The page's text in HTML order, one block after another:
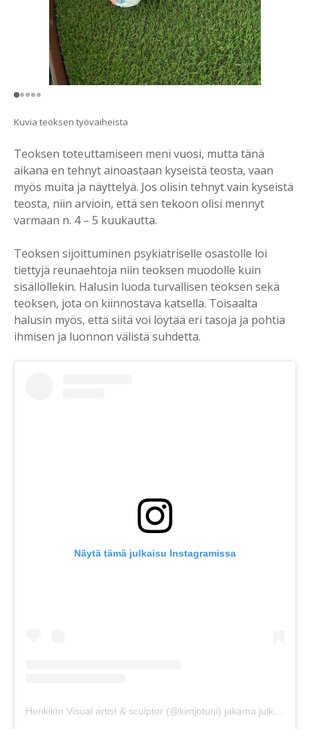
Kuvia teoksen työvaiheista
Teoksen toteuttamiseen meni vuosi, mutta tänä
aikana en tehnyt ainoastaan kyseistä teosta, vaan
myös muita ja näyttelyä. Jos olisin tehnyt vain kyseistä
teosta, niin arvioin, että sen tekoon olisi mennyt
varmaan n. 4 – 5 kuukautta.
Teoksen sijoittuminen psykiatriselle osastolle loi
tiettyjä reunaehtoja niin teoksen muodolle kuin
sisällöllekin. Halusin luoda turvallisen teoksen sekä
teoksen, jota on kiinnostava katsella. Toisaalta
halusin myös, että siitä voi löytää eri tasoja ja pohtia
ihmisen ja luonnon välistä suhdetta.
Näytä tämä julkaisu Instagramissa
Henkilön Visual artist & sculptor (@kimjotuni) jakama julkaisu